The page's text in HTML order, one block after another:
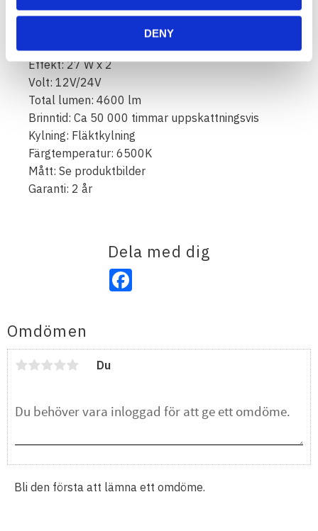
DENY
Data:
Effekt: 27 W x 2
Volt: 12V/24V
Total lumen: 4600 lm
Brinntid: Ca 50 000 timmar uppskattningsvis
Kylning: Fläktkylning
Färgtemperatur: 6500K
Mått: Se produktbilder
Garanti: 2 år
Dela med dig
Facebook
Omdömen
Du
Bli den första att lämna ett omdöme.